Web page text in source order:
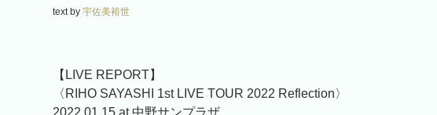
text by 宇佐美裕世
【LIVE REPORT】
〈RIHO SAYASHI 1st LIVE TOUR 2022 Reflection〉
2022.01.15 at 中野サンプラザ